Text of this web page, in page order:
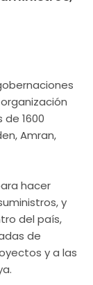
1600
Amran,
hacer
y
del país,
de
y a las